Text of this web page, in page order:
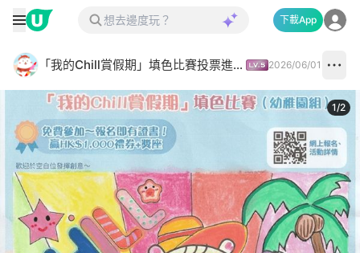
下載App
「我的Chill賞假期」填色比賽投票進行中✅ 2026/06/01
1/2